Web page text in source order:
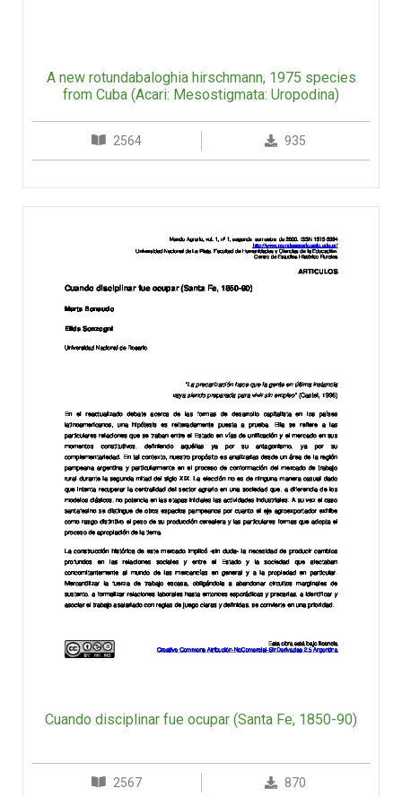
A new rotundabaloghia hirschmann, 1975 species
from Cuba (Acari: Mesostigmata: Uropodina)
2564 935
Cuando disciplinar fue ocupar (Santa Fe, 1850-90)
2567 870